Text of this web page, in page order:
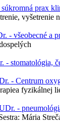
prax
vyšetrenie
- všeobecné a
- stomatológia,
- Centrum
fyzikálnej
-
Mária